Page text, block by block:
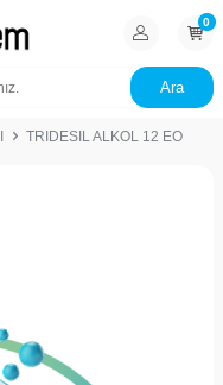
Ara
0
TRIDESIL ALKOL 12 EO